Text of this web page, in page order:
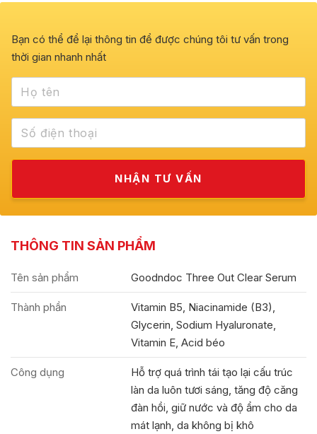
Bạn có thể để lại thông tin để được chúng tôi tư vấn trong
thời gian nhanh nhất
THÔNG TIN SẢN PHẨM
Tên sản phẩm Goodndoc Three Out Clear Serum
Thành phần
Vitamin B5, Niacinamide (B3),
Glycerin, Sodium Hyaluronate,
Vitamin E, Acid béo
Công dụng
Hỗ trợ quá trình tái tạo lại cấu trúc
làn da luôn tươi sáng, tăng độ căng
đàn hồi, giữ nước và độ ẩm cho da
mát lạnh, da không bị khô